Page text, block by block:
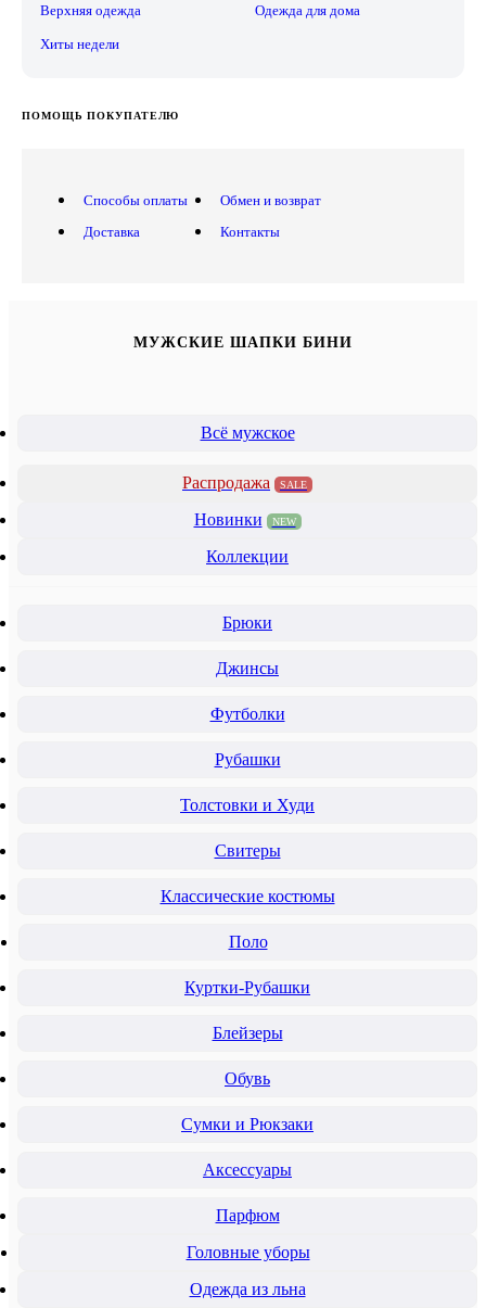
Верхняя одежда Одежда для дома
Хиты недели
ПОМОЩЬ ПОКУПАТЕЛЮ
Способы оплаты
Доставка
Обмен и возврат
Контакты
МУЖСКИЕ ШАПКИ БИНИ
Всё мужское
Распродажа SALE
Новинки NEW
Коллекции
Брюки
Джинсы
Футболки
Рубашки
Толстовки и Худи
Свитеры
Классические костюмы
Поло
Куртки-Рубашки
Блейзеры
Обувь
Сумки и Рюкзаки
Аксессуары
Парфюм
Головные уборы
Одежда из льна